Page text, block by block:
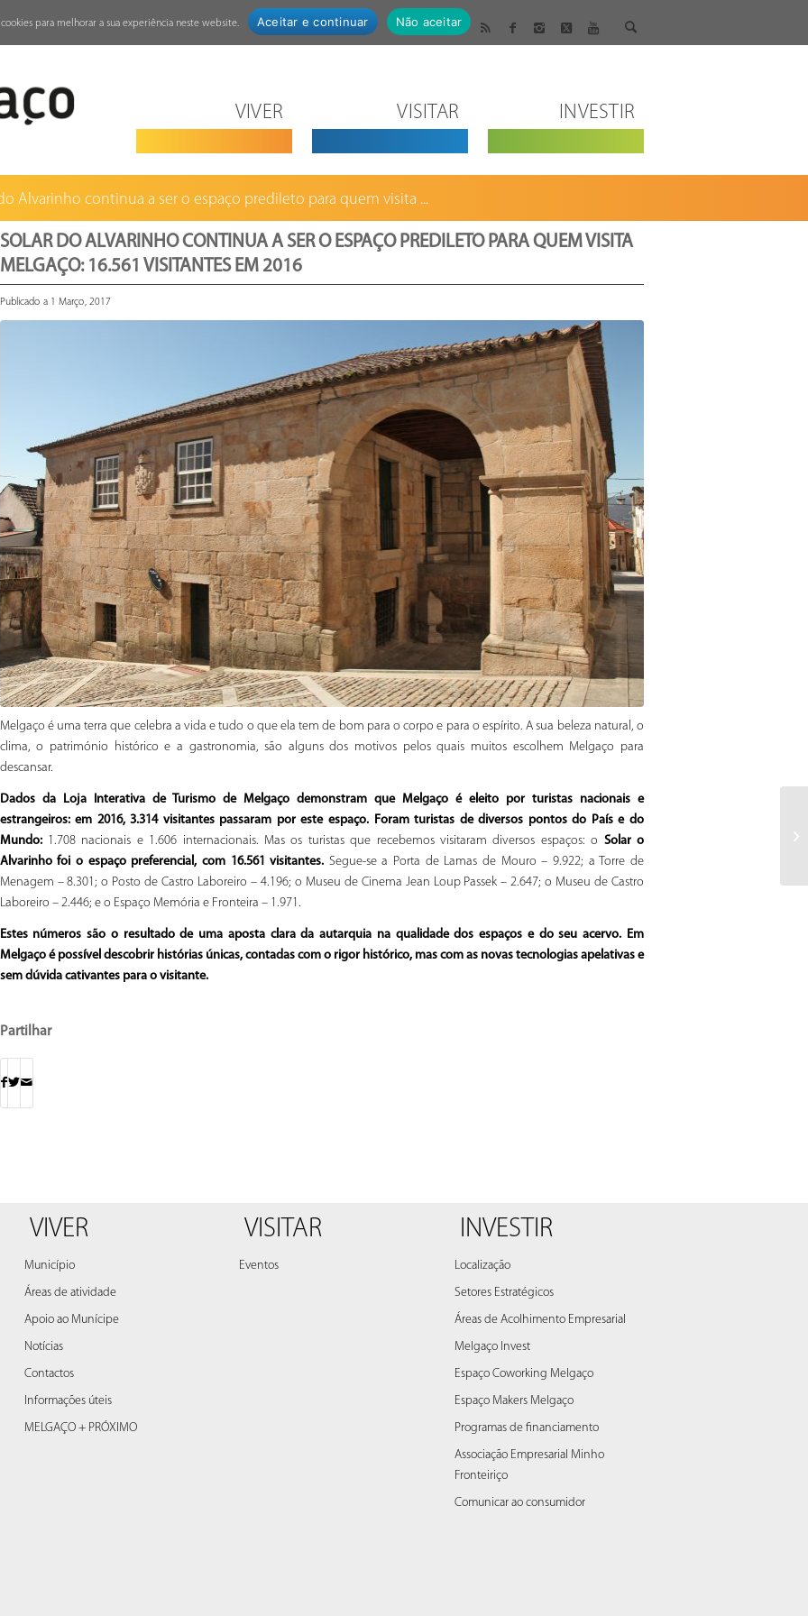
VIVER VISITAR INVESTIR
Alvarinho continua a ser o espaço predileto para quem visita ...
SOLAR DO ALVARINHO CONTINUA A SER O ESPAÇO PREDILETO PARA QUEM VISITA
MELGAÇO: 16.561 VISITANTES EM 2016
Publicado a 1 Março, 2017
Melgaço é uma terra que celebra a vida e tudo o que ela tem de bom para o corpo e para o espírito. A sua beleza natural, o
clima, o património histórico e a gastronomia, são alguns dos motivos pelos quais muitos escolhem Melgaço para
descansar.
Dados da Loja Interativa de Turismo de Melgaço demonstram que Melgaço é eleito por turistas nacionais e
estrangeiros: em 2016, 3.314 visitantes passaram por este espaço. Foram turistas de diversos pontos do País e do
Mundo: 1.708 nacionais e 1.606 internacionais. Mas os turistas que recebemos visitaram diversos espaços: o Solar o
Alvarinho foi o espaço preferencial, com 16.561 visitantes. Segue-se a Porta de Lamas de Mouro – 9.922; a Torre de
Menagem – 8.301; o Posto de Castro Laboreiro – 4.196; o Museu de Cinema Jean Loup Passek – 2.647; o Museu de Castro
Laboreiro – 2.446; e o Espaço Memória e Fronteira – 1.971.
Estes números são o resultado de uma aposta clara da autarquia na qualidade dos espaços e do seu acervo. Em
Melgaço é possível descobrir histórias únicas, contadas com o rigor histórico, mas com as novas tecnologias apelativas e
sem dúvida cativantes para o visitante.
Partilhar
VIVER
Município
Áreas de atividade
Apoio ao Munícipe
Notícias
Contactos
Informações úteis
MELGAÇO + PRÓXIMO
VISITAR
Eventos
INVESTIR
Localização
Setores Estratégicos
Áreas de Acolhimento Empresarial
Melgaço Invest
Espaço Coworking Melgaço
Espaço Makers Melgaço
Programas de financiamento
Associação Empresarial Minho
Fronteiriço
Comunicar ao consumidor
para melhorar a sua experiência neste website. Aceitar e continuar Não aceitar